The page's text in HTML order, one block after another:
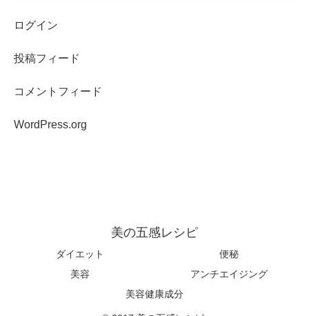
ログイン
投稿フィード
コメントフィード
WordPress.org
美の五感レシピ
ダイエット
便秘
美容
アンチエイジング
美容健康成分